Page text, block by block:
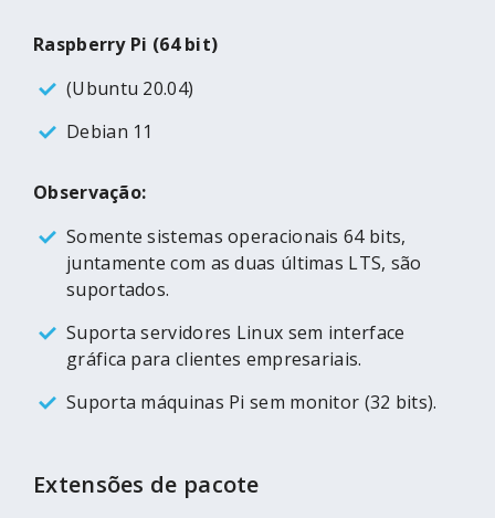
Raspberry Pi (64 bit)
(Ubuntu 20.04)
Debian 11
Observação:
Somente sistemas operacionais 64 bits,
juntamente com as duas últimas LTS, são
suportados.
Suporta servidores Linux sem interface
gráfica para clientes empresariais.
Suporta máquinas Pi sem monitor (32 bits).
Extensões de pacote